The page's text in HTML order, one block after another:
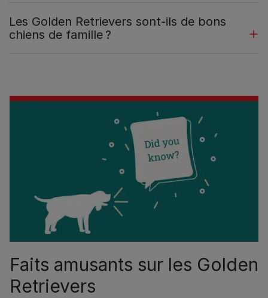
Les Golden Retrievers sont-ils de bons
chiens de famille ?
Faits amusants sur les Golden
Retrievers